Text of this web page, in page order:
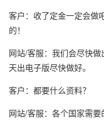
客户：收了定金一定会做
的！
网站/客服：我们会尽快
天出电子版尽快做好。
客户：都要什么资料？
网站/客服：各个国家需要